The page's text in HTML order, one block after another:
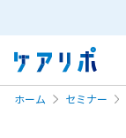
ホーム セミナー